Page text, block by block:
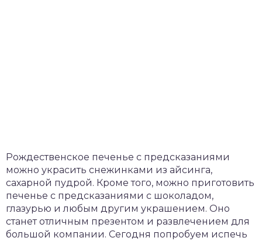
Рождественское печенье с предсказаниями
можно украсить снежинками из айсинга,
сахарной пудрой. Кроме того, можно приготовить
печенье с предсказаниями с шоколадом,
глазурью и любым другим украшением. Оно
станет отличным презентом и развлечением для
большой компании. Сегодня попробуем испечь